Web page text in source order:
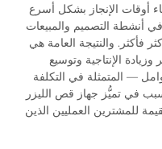
أوقات الإنجاز بشكل أسرع
أنشطة التصميم والمبيعات
فأكثر. والنتيجة العامة هي
الإنتاجية وتوسيع
— المتمثلة في التكلفة
في تميُّز جهاز قص الليزر
للمشترين العمليين الذين